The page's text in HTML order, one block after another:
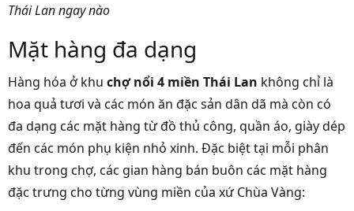
Thái Lan ngay nào
Mặt hàng đa dạng
Hàng hóa ở khu chợ nổi 4 miền Thái Lan không chỉ là
hoa quả tươi và các món ăn đặc sản dân dã mà còn có
đa dạng các mặt hàng từ đồ thủ công, quần áo, giày dép
đến các món phụ kiện nhỏ xinh. Đặc biệt tại mỗi phân
khu trong chợ, các gian hàng bán buôn các mặt hàng
đặc trưng cho từng vùng miền của xứ Chùa Vàng: